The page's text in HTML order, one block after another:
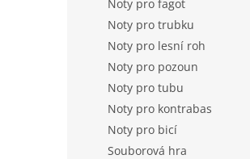
Noty pro fagot
Noty pro trubku
Noty pro lesní roh
Noty pro pozoun
Noty pro tubu
Noty pro kontrabas
Noty pro bicí
Souborová hra